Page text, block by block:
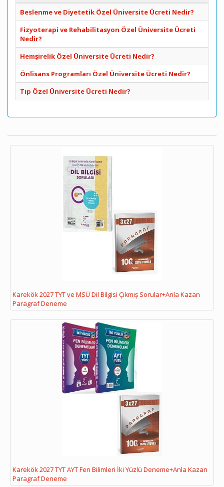
Beslenme ve Diyetetik Özel Üniversite Ücreti Nedir?
Fizyoterapi ve Rehabilitasyon Özel Üniversite Ücreti
Nedir?
Hemşirelik Özel Üniversite Ücreti Nedir?
Önlisans Programları Özel Üniversite Ücreti Nedir?
Tıp Özel Üniversite Ücreti Nedir?
Karekök 2027 TYT ve MSÜ Dil Bilgisi Çıkmış Sorular+Anla Kazan
Paragraf Deneme
Karekök 2027 TYT AYT Fen Bilimleri İki Yüzlü Deneme+Anla Kazan
Paragraf Deneme